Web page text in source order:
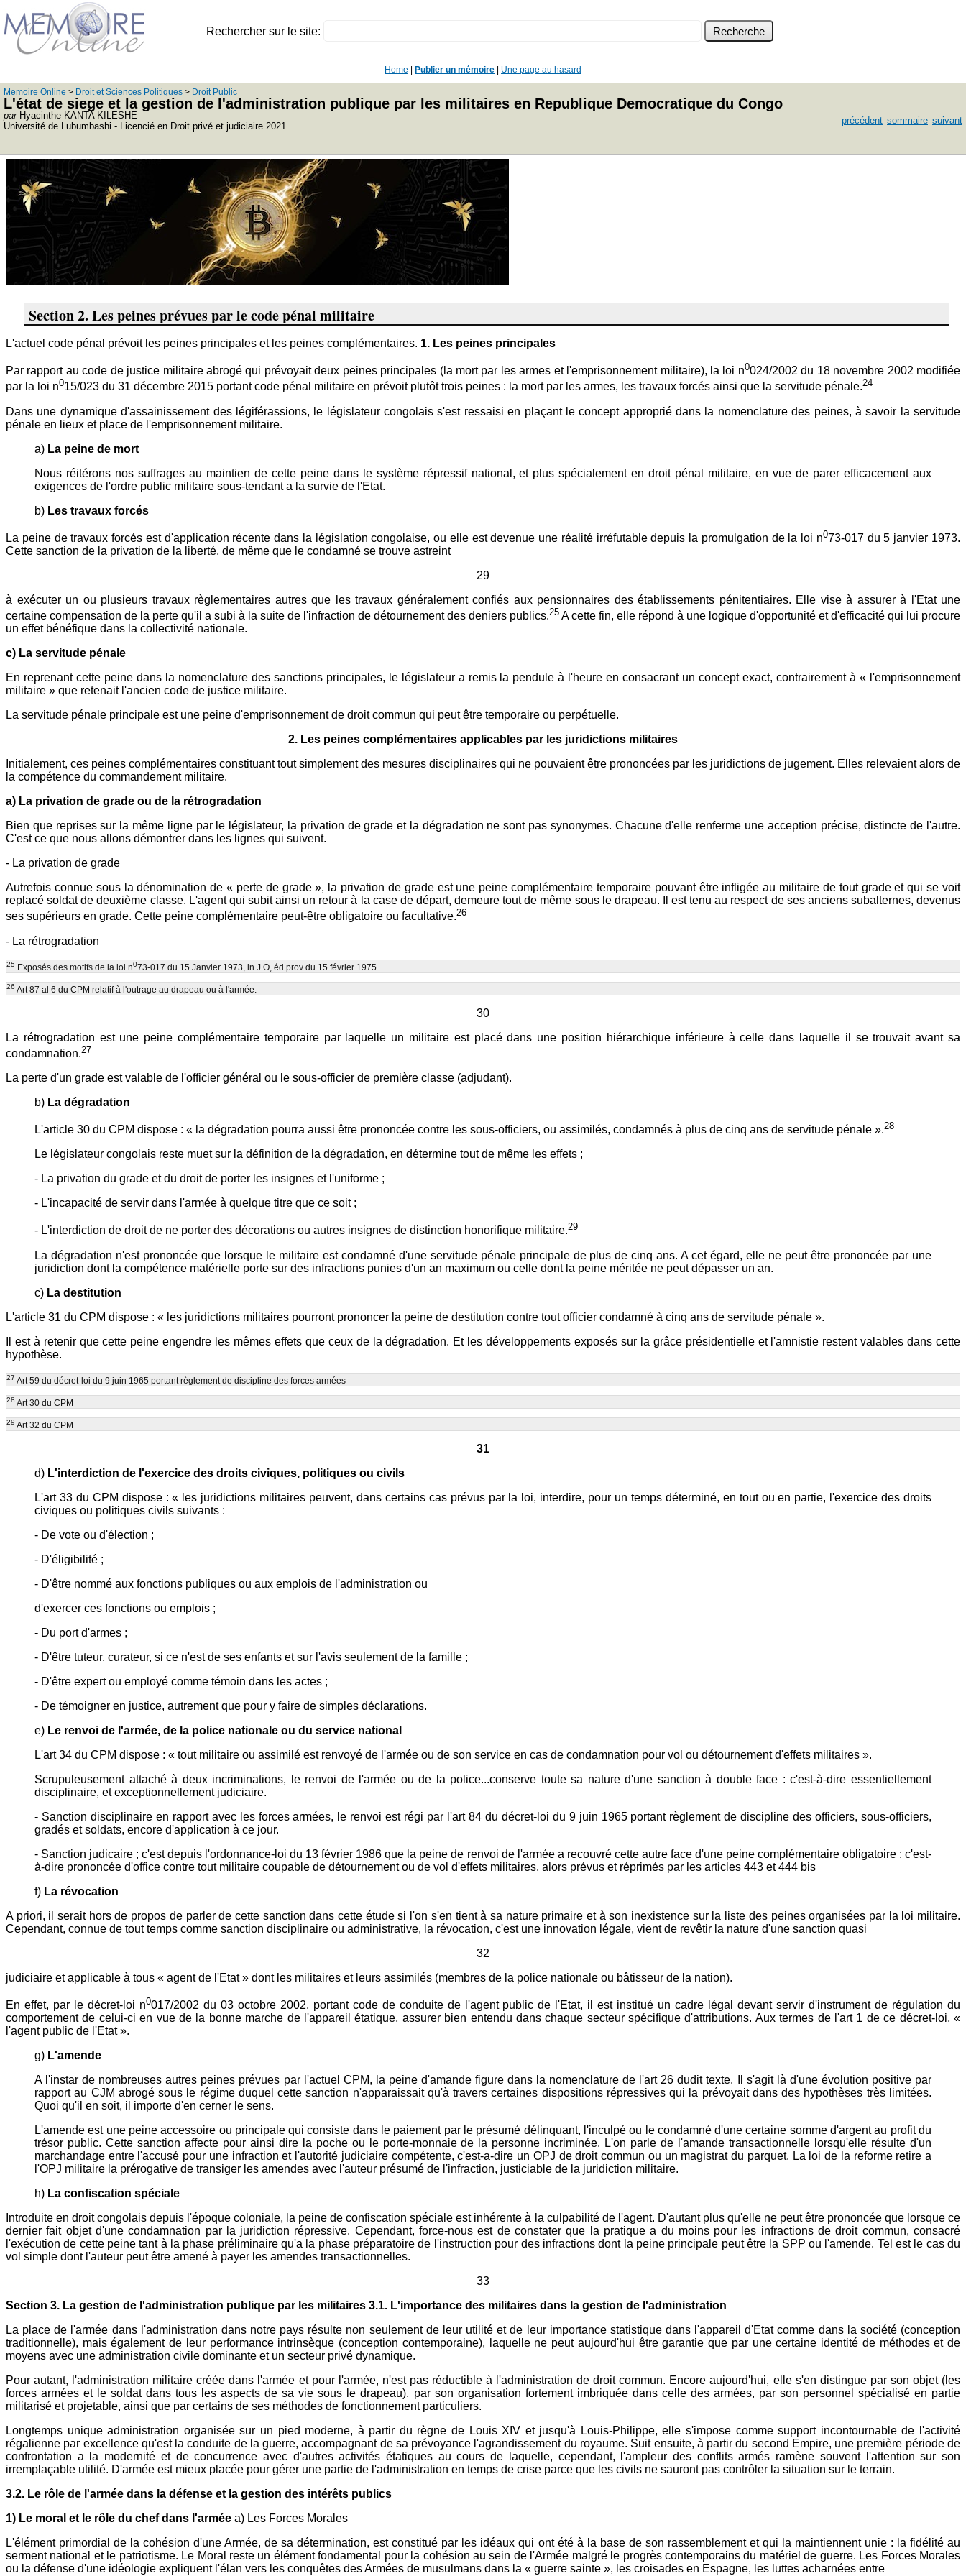
Rechercher sur le site:
Home Publier un mémoire Une page au hasard
Memoire Online > Droit et Sciences Politiques > Droit Public
L'état de siege et la gestion de l'administration publique par les militaires en Republique Democratique du Congo
parHyacinthe KANTA KILESHE
Université de Lubumbashi - Licencié en Droit privé et judiciaire 2021
précédent sommaire suivant
Section 2. Les peines prévues par le code pénal militaire
L'actuel code pénal prévoit les peines principales et les peines complémentaires. 1. Les peines principales
Par rapport au code de justice militaire abrogé qui prévoyait deux peines principales (la mort par les armes et l'emprisonnement militaire), la loi n0024/2002 du 18 novembre 2002 modifiée
par la loi n015/023 du 31 décembre 2015 portant code pénal militaire en prévoit plutôt trois peines : la mort par les armes, les travaux forcés ainsi que la servitude pénale.24
Dans une dynamique d'assainissement des légiférassions, le législateur congolais s'est ressaisi en plaçant le concept approprié dans la nomenclature des peines, à savoir la servitude
pénale en lieux et place de l'emprisonnement militaire.
a) La peine de mort
Nous réitérons nos suffrages au maintien de cette peine dans le système répressif national, et plus spécialement en droit pénal militaire, en vue de parer efficacement aux
exigences de l'ordre public militaire sous-tendant a la survie de l'Etat.
b) Les travaux forcés
La peine de travaux forcés est d'application récente dans la législation congolaise, ou elle est devenue une réalité irréfutable depuis la promulgation de la loi n073-017 du 5 janvier 1973.
Cette sanction de la privation de la liberté, de même que le condamné se trouve astreint
29
à exécuter un ou plusieurs travaux règlementaires autres que les travaux généralement confiés aux pensionnaires des établissements pénitentiaires. Elle vise à assurer à l'Etat une
certaine compensation de la perte qu'il a subi à la suite de l'infraction de détournement des deniers publics.25 A cette fin, elle répond à une logique d'opportunité et d'efficacité qui lui procure
un effet bénéfique dans la collectivité nationale.
c) La servitude pénale
En reprenant cette peine dans la nomenclature des sanctions principales, le législateur a remis la pendule à l'heure en consacrant un concept exact, contrairement à « l'emprisonnement
militaire » que retenait l'ancien code de justice militaire.
La servitude pénale principale est une peine d'emprisonnement de droit commun qui peut être temporaire ou perpétuelle.
2. Les peines complémentaires applicables par les juridictions militaires
Initialement, ces peines complémentaires constituant tout simplement des mesures disciplinaires qui ne pouvaient être prononcées par les juridictions de jugement. Elles relevaient alors de
la compétence du commandement militaire.
a) La privation de grade ou de la rétrogradation
Bien que reprises sur la même ligne par le législateur, la privation de grade et la dégradation ne sont pas synonymes. Chacune d'elle renferme une acception précise, distincte de l'autre.
C'est ce que nous allons démontrer dans les lignes qui suivent.
- La privation de grade
Autrefois connue sous la dénomination de « perte de grade », la privation de grade est une peine complémentaire temporaire pouvant être infligée au militaire de tout grade et qui se voit
replacé soldat de deuxième classe. L'agent qui subit ainsi un retour à la case de départ, demeure tout de même sous le drapeau. Il est tenu au respect de ses anciens subalternes, devenus
ses supérieurs en grade. Cette peine complémentaire peut-être obligatoire ou facultative.26
- La rétrogradation
25 Exposés des motifs de la loi n073-017 du 15 Janvier 1973, in J.O, éd prov du 15 février 1975.
26 Art 87 al 6 du CPM relatif à l'outrage au drapeau ou à l'armée.
30
La rétrogradation est une peine complémentaire temporaire par laquelle un militaire est placé dans une position hiérarchique inférieure à celle dans laquelle il se trouvait avant sa
condamnation.27
La perte d'un grade est valable de l'officier général ou le sous-officier de première classe (adjudant).
b) La dégradation
L'article 30 du CPM dispose : « la dégradation pourra aussi être prononcée contre les sous-officiers, ou assimilés, condamnés à plus de cinq ans de servitude pénale ».28
Le législateur congolais reste muet sur la définition de la dégradation, en détermine tout de même les effets ;
- La privation du grade et du droit de porter les insignes et l'uniforme ;
- L'incapacité de servir dans l'armée à quelque titre que ce soit ;
- L'interdiction de droit de ne porter des décorations ou autres insignes de distinction honorifique militaire.29
La dégradation n'est prononcée que lorsque le militaire est condamné d'une servitude pénale principale de plus de cinq ans. A cet égard, elle ne peut être prononcée par une
juridiction dont la compétence matérielle porte sur des infractions punies d'un an maximum ou celle dont la peine méritée ne peut dépasser un an.
c) La destitution
L'article 31 du CPM dispose : « les juridictions militaires pourront prononcer la peine de destitution contre tout officier condamné à cinq ans de servitude pénale ».
Il est à retenir que cette peine engendre les mêmes effets que ceux de la dégradation. Et les développements exposés sur la grâce présidentielle et l'amnistie restent valables dans cette
hypothèse.
27 Art 59 du décret-loi du 9 juin 1965 portant règlement de discipline des forces armées
28 Art 30 du CPM
29 Art 32 du CPM
31
d) L'interdiction de l'exercice des droits civiques, politiques ou civils
L'art 33 du CPM dispose : « les juridictions militaires peuvent, dans certains cas prévus par la loi, interdire, pour un temps déterminé, en tout ou en partie, l'exercice des droits
civiques ou politiques civils suivants :
- De vote ou d'élection ;
- D'éligibilité ;
- D'être nommé aux fonctions publiques ou aux emplois de l'administration ou
d'exercer ces fonctions ou emplois ;
- Du port d'armes ;
- D'être tuteur, curateur, si ce n'est de ses enfants et sur l'avis seulement de la famille ;
- D'être expert ou employé comme témoin dans les actes ;
- De témoigner en justice, autrement que pour y faire de simples déclarations.
e) Le renvoi de l'armée, de la police nationale ou du service national
L'art 34 du CPM dispose : « tout militaire ou assimilé est renvoyé de l'armée ou de son service en cas de condamnation pour vol ou détournement d'effets militaires ».
Scrupuleusement attaché à deux incriminations, le renvoi de l'armée ou de la police...conserve toute sa nature d'une sanction à double face : c'est-à-dire essentiellement
disciplinaire, et exceptionnellement judiciaire.
- Sanction disciplinaire en rapport avec les forces armées, le renvoi est régi par l'art 84 du décret-loi du 9 juin 1965 portant règlement de discipline des officiers, sous-officiers,
gradés et soldats, encore d'application à ce jour.
- Sanction judicaire ; c'est depuis l'ordonnance-loi du 13 février 1986 que la peine de renvoi de l'armée a recouvré cette autre face d'une peine complémentaire obligatoire : c'est-
à-dire prononcée d'office contre tout militaire coupable de détournement ou de vol d'effets militaires, alors prévus et réprimés par les articles 443 et 444 bis
f) La révocation
A priori, il serait hors de propos de parler de cette sanction dans cette étude si l'on s'en tient à sa nature primaire et à son inexistence sur la liste des peines organisées par la loi militaire.
Cependant, connue de tout temps comme sanction disciplinaire ou administrative, la révocation, c'est une innovation légale, vient de revêtir la nature d'une sanction quasi
32
judiciaire et applicable à tous « agent de l'Etat » dont les militaires et leurs assimilés (membres de la police nationale ou bâtisseur de la nation).
En effet, par le décret-loi n0017/2002 du 03 octobre 2002, portant code de conduite de l'agent public de l'Etat, il est institué un cadre légal devant servir d'instrument de régulation du
comportement de celui-ci en vue de la bonne marche de l'appareil étatique, assurer bien entendu dans chaque secteur spécifique d'attributions. Aux termes de l'art 1 de ce décret-loi, «
l'agent public de l'Etat ».
g) L'amende
A l'instar de nombreuses autres peines prévues par l'actuel CPM, la peine d'amande figure dans la nomenclature de l'art 26 dudit texte. Il s'agit là d'une évolution positive par
rapport au CJM abrogé sous le régime duquel cette sanction n'apparaissait qu'à travers certaines dispositions répressives qui la prévoyait dans des hypothèses très limitées.
Quoi qu'il en soit, il importe d'en cerner le sens.
L'amende est une peine accessoire ou principale qui consiste dans le paiement par le présumé délinquant, l'inculpé ou le condamné d'une certaine somme d'argent au profit du
trésor public. Cette sanction affecte pour ainsi dire la poche ou le porte-monnaie de la personne incriminée. L'on parle de l'amande transactionnelle lorsqu'elle résulte d'un
marchandage entre l'accusé pour une infraction et l'autorité judiciaire compétente, c'est-a-dire un OPJ de droit commun ou un magistrat du parquet. La loi de la reforme retire a
l'OPJ militaire la prérogative de transiger les amendes avec l'auteur présumé de l'infraction, justiciable de la juridiction militaire.
h) La confiscation spéciale
Introduite en droit congolais depuis l'époque coloniale, la peine de confiscation spéciale est inhérente à la culpabilité de l'agent. D'autant plus qu'elle ne peut être prononcée que lorsque ce
dernier fait objet d'une condamnation par la juridiction répressive. Cependant, force-nous est de constater que la pratique a du moins pour les infractions de droit commun, consacré
l'exécution de cette peine tant à la phase préliminaire qu'a la phase préparatoire de l'instruction pour des infractions dont la peine principale peut être la SPP ou l'amende. Tel est le cas du
vol simple dont l'auteur peut être amené à payer les amendes transactionnelles.
33
Section 3. La gestion de l'administration publique par les militaires 3.1. L'importance des militaires dans la gestion de l'administration
La place de l'armée dans l'administration dans notre pays résulte non seulement de leur utilité et de leur importance statistique dans l'appareil d'Etat comme dans la société (conception
traditionnelle), mais également de leur performance intrinsèque (conception contemporaine), laquelle ne peut aujourd'hui être garantie que par une certaine identité de méthodes et de
moyens avec une administration civile dominante et un secteur privé dynamique.
Pour autant, l'administration militaire créée dans l'armée et pour l'armée, n'est pas réductible à l'administration de droit commun. Encore aujourd'hui, elle s'en distingue par son objet (les
forces armées et le soldat dans tous les aspects de sa vie sous le drapeau), par son organisation fortement imbriquée dans celle des armées, par son personnel spécialisé en partie
militarisé et projetable, ainsi que par certains de ses méthodes de fonctionnement particuliers.
Longtemps unique administration organisée sur un pied moderne, à partir du règne de Louis XIV et jusqu'à Louis-Philippe, elle s'impose comme support incontournable de l'activité
régalienne par excellence qu'est la conduite de la guerre, accompagnant de sa prévoyance l'agrandissement du royaume. Suit ensuite, à partir du second Empire, une première période de
confrontation a la modernité et de concurrence avec d'autres activités étatiques au cours de laquelle, cependant, l'ampleur des conflits armés ramène souvent l'attention sur son
irremplaçable utilité. D'armée est mieux placée pour gérer une partie de l'administration en temps de crise parce que les civils ne sauront pas contrôler la situation sur le terrain.
3.2. Le rôle de l'armée dans la défense et la gestion des intérêts publics
1) Le moral et le rôle du chef dans l'armée a) Les Forces Morales
L'élément primordial de la cohésion d'une Armée, de sa détermination, est constitué par les idéaux qui ont été à la base de son rassemblement et qui la maintiennent unie : la fidélité au
serment national et le patriotisme. Le Moral reste un élément fondamental pour la cohésion au sein de l'Armée malgré le progrès contemporains du matériel de guerre. Les Forces Morales
ou la défense d'une idéologie expliquent l'élan vers les conquêtes des Armées de musulmans dans la « guerre sainte », les croisades en Espagne, les luttes acharnées entre